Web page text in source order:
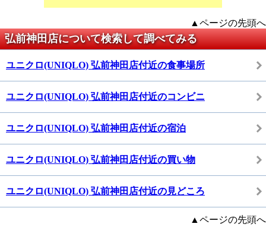
▲ページの先頭へ
弘前神田店について検索して調べてみる
ユニクロ(UNIQLO) 弘前神田店付近の食事場所
ユニクロ(UNIQLO) 弘前神田店付近のコンビニ
ユニクロ(UNIQLO) 弘前神田店付近の宿泊
ユニクロ(UNIQLO) 弘前神田店付近の買い物
ユニクロ(UNIQLO) 弘前神田店付近の見どころ
▲ページの先頭へ